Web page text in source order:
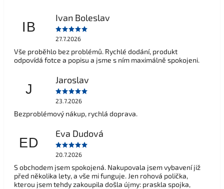
IB
Ivan Boleslav
27.7.2026
Vše proběhlo bez problémů. Rychlé dodání, produkt
odpovídá fotce a popisu a jsme s ním maximálně spokojeni.
J
Jaroslav
23.7.2026
Bezproblémový nákup, rychlá doprava.
ED
Eva Dudová
20.7.2026
S obchodem jsem spokojená. Nakupovala jsem vybavení již
před několika lety, a vše mi funguje. Jen rohová polička,
kterou jsem tehdy zakoupila došla újmy: praskla spojka,